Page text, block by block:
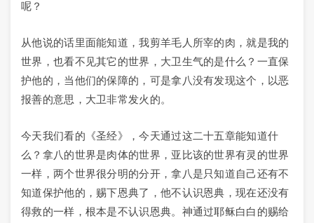
呢？
从他说的话里面能知道，我剪羊毛人所宰的肉，就是我的
世界，也看不见其它的世界，大卫生气的是什么？一直保
护他的，当他们的保障的，可是拿八没有发现这个，以恶
报善的意思，大卫非常发火的。
今天我们看的《圣经》，今天通过这二十五章能知道什
么？拿八的世界是肉体的世界，亚比该的世界有灵的世界
一样，两个世界很分明的分开，拿八是只知道自己还有不
知道保护他的，赐下恩典了，他不认识恩典，现在还没有
得救的一样，根本是不认识恩典。神通过耶稣白白的赐给